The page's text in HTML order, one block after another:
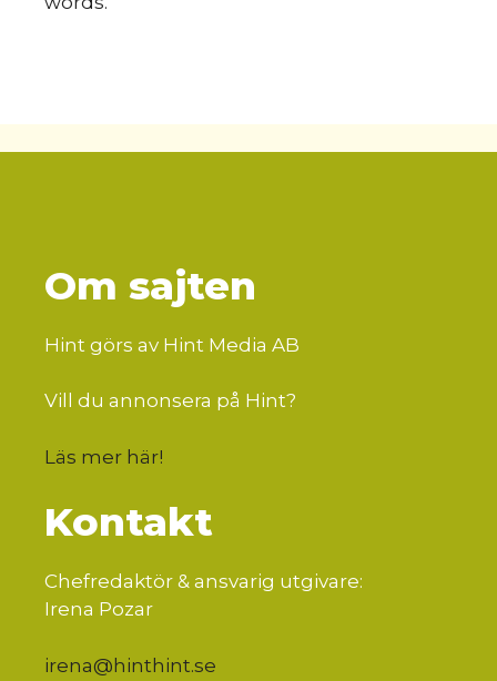
Om sajten
Hint görs av Hint Media AB
Vill du annonsera på Hint?
Läs mer här!
Kontakt
Chefredaktör & ansvarig utgivare:
Irena Pozar
irena@hinthint.se